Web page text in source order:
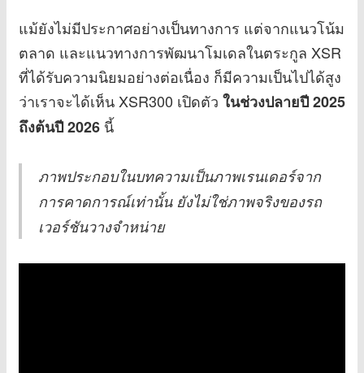
แม้ยังไม่มีประกาศอย่างเป็นทางการ แต่จากแนวโน้ม
ตลาด และแนวทางการพัฒนาโมเดลในตระกูล XSR
ที่ได้รับความนิยมอย่างต่อเนื่อง ก็มีความเป็นไปได้สูง
ว่าเราจะได้เห็น XSR300 เปิดตัว ในช่วงปลายปี 2025
ถึงต้นปี 2026 นี้
ภาพประกอบในบทความเป็นภาพเรนเดอร์จาก
การคาดการณ์เท่านั้น ยังไม่ใช่ภาพจริงของรถ
เวอร์ชันวางจำหน่าย